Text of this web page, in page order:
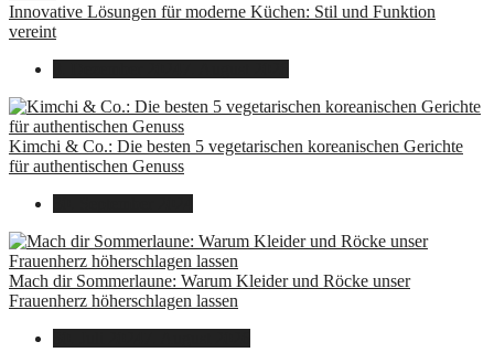
Innovative Lösungen für moderne Küchen: Stil und Funktion
vereint
Kimchi & Co.: Die besten 5 vegetarischen koreanischen Gerichte
für authentischen Genuss
Mach dir Sommerlaune: Warum Kleider und Röcke unser
Frauenherz höherschlagen lassen